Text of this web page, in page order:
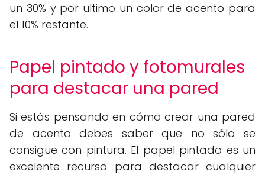
un 30% y por ultimo un color de acento para
el 10% restante.
Papel pintado y fotomurales
para destacar una pared
Si estás pensando en cómo crear una pared
de acento debes saber que no sólo se
consigue con pintura. El papel pintado es un
excelente recurso para destacar cualquier